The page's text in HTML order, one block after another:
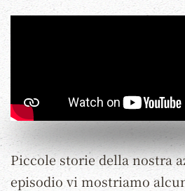
Piccole storie della nostra
episodio vi mostriamo